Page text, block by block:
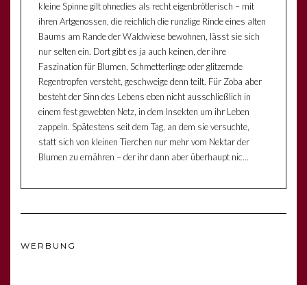
kleine Spinne gilt ohnedies als recht eigenbrötlerisch – mit
ihren Artgenossen, die reichlich die runzlige Rinde eines alten
Baums am Rande der Waldwiese bewohnen, lässt sie sich
nur selten ein. Dort gibt es ja auch keinen, der ihre
Faszination für Blumen, Schmetterlinge oder glitzernde
Regentropfen versteht, geschweige denn teilt. Für Zoba aber
besteht der Sinn des Lebens eben nicht ausschließlich in
einem fest gewebten Netz, in dem Insekten um ihr Leben
zappeln. Spätestens seit dem Tag, an dem sie versuchte,
statt sich von kleinen Tierchen nur mehr vom Nektar der
Blumen zu ernähren – der ihr dann aber überhaupt nic...
WERBUNG